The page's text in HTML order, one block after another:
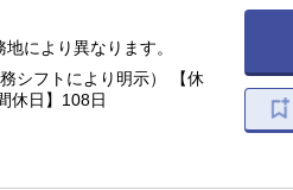
により異なります。
トにより明示） 【休
休日】108日